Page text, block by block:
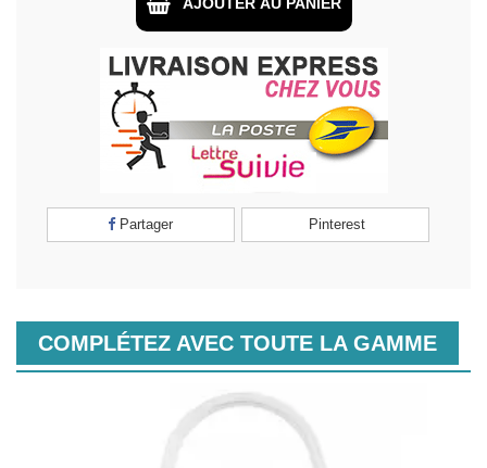
Partager Pinterest
COMPLÉTEZ AVEC TOUTE LA GAMME